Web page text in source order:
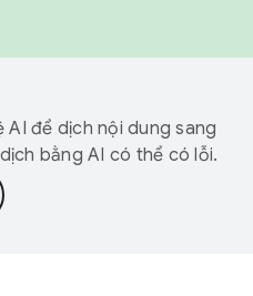
để dịch nội dung sang
bằng AI có thể có lỗi.